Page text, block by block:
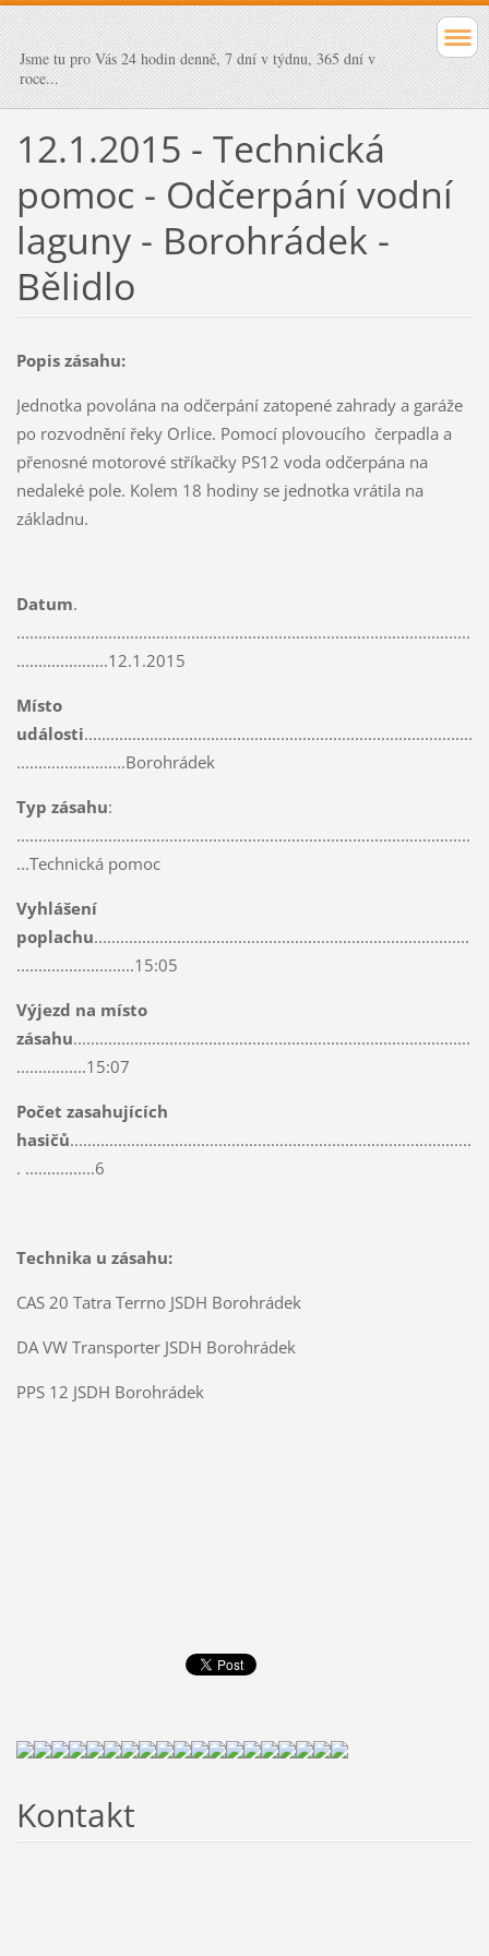
Jsme tu pro Vás 24 hodin denně, 7 dní v týdnu, 365 dní v
roce...
12.1.2015 - Technická
pomoc - Odčerpání vodní
laguny - Borohrádek -
Bělidlo
Popis zásahu:
Jednotka povolána na odčerpání zatopené zahrady a garáže
po rozvodnění řeky Orlice. Pomocí plovoucího čerpadla a
přenosné motorové stříkačky PS12 voda odčerpána na
nedaleké pole. Kolem 18 hodiny se jednotka vrátila na
základnu.
Datum.
........................................................................................................
.....................12.1.2015
Místo
události.........................................................................................
.........................Borohrádek
Typ zásahu:
........................................................................................................
...Technická pomoc
Vyhlášení
poplachu......................................................................................
...........................15:05
Výjezd na místo
zásahu...........................................................................................
................15:07
Počet zasahujících
hasičů............................................................................................
. ................6
Technika u zásahu:
CAS 20 Tatra Terrno JSDH Borohrádek
DA VW Transporter JSDH Borohrádek
PPS 12 JSDH Borohrádek
Kontakt